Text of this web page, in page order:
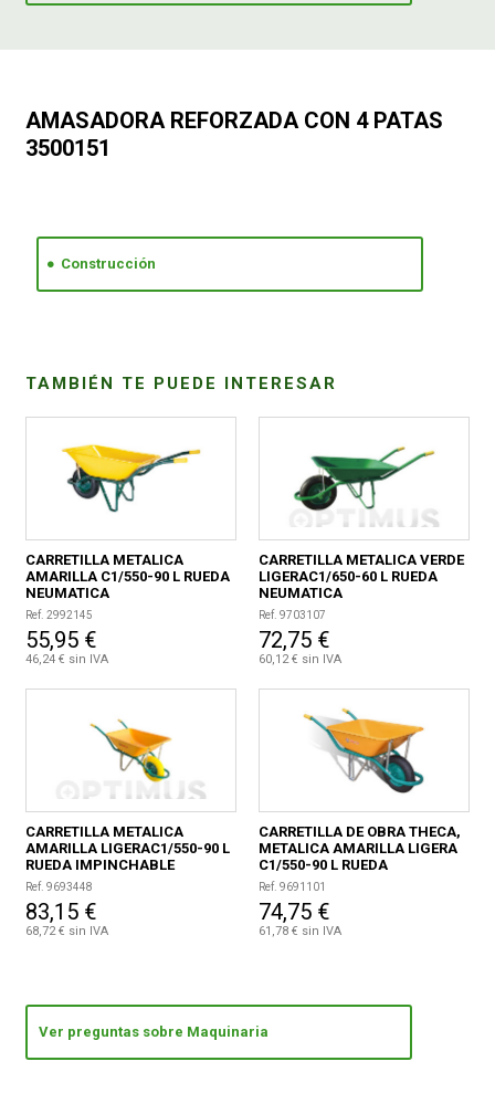
AMASADORA REFORZADA CON 4 PATAS
3500151
Construcción
TAMBIÉN TE PUEDE INTERESAR
CARRETILLA METALICA
AMARILLA C1/550-90 L RUEDA
NEUMATICA
Ref. 2992145
55,95 €
46,24 € sin IVA
CARRETILLA METALICA VERDE
LIGERAC1/650-60 L RUEDA
NEUMATICA
Ref. 9703107
72,75 €
60,12 € sin IVA
CARRETILLA METALICA
AMARILLA LIGERAC1/550-90 L
RUEDA IMPINCHABLE
Ref. 9693448
83,15 €
68,72 € sin IVA
CARRETILLA DE OBRA THECA,
METALICA AMARILLA LIGERA
C1/550-90 L RUEDA
NEUMATICA
Ref. 9691101
74,75 €
61,78 € sin IVA
Ver preguntas sobre Maquinaria
FORMAS DE PAGO